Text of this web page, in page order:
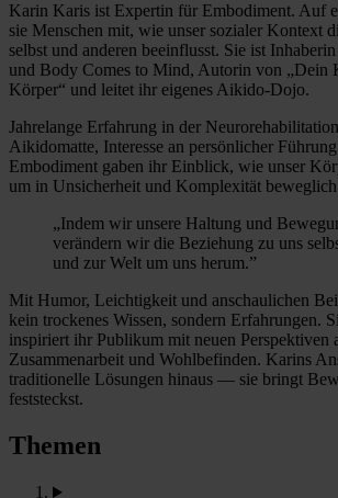
Karin Karis ist Expertin für Embodiment. Auf
sie Menschen mit, wie unser sozialer Kontext
selbst und anderen beeinflusst. Sie ist
und Body Comes to Mind, Autorin von „Dein
Körper“ und leitet ihr eigenes Aikido-Dojo.
Jahrelange Erfahrung in der
Aikidomatte, Interesse an persönlicher
Embodiment gaben ihr Einblick, wie unser
um in Unsicherheit und Komplexität
„Indem wir unsere Haltung und
verändern wir die Beziehung zu uns
und zur Welt um uns herum.”
Mit Humor, Leichtigkeit und anschaulichen
kein trockenes Wissen, sondern Erfahrungen.
inspiriert ihr Publikum mit neuen Perspektiven
Zusammenarbeit und Wohlbefinden. Karins
traditionelle Lösungen hinaus — sie bringt
feststeckst.
Themen